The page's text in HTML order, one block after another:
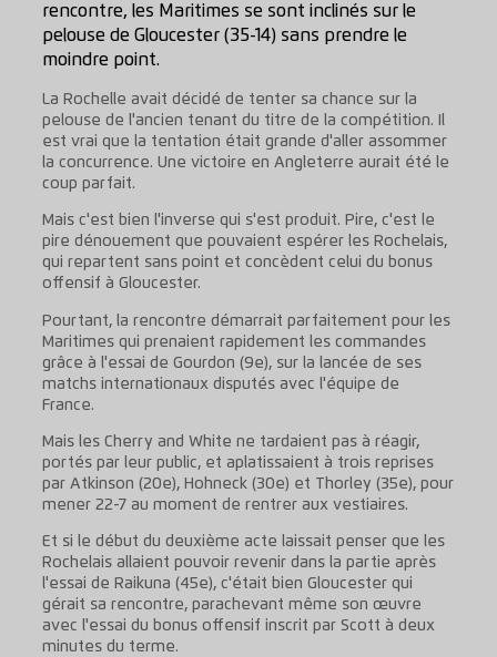
rencontre, les Maritimes se sont inclinés sur le
pelouse de Gloucester (35-14) sans prendre le
moindre point.
La Rochelle avait décidé de tenter sa chance sur la
pelouse de l'ancien tenant du titre de la compétition. Il
est vrai que la tentation était grande d'aller assommer
la concurrence. Une victoire en Angleterre aurait été le
coup parfait.
Mais c'est bien l'inverse qui s'est produit. Pire, c'est le
pire dénouement que pouvaient espérer les Rochelais,
qui repartent sans point et concèdent celui du bonus
offensif à Gloucester.
Pourtant, la rencontre démarrait parfaitement pour les
Maritimes qui prenaient rapidement les commandes
grâce à l'essai de Gourdon (9e), sur la lancée de ses
matchs internationaux disputés avec l'équipe de
France.
Mais les Cherry and White ne tardaient pas à réagir,
portés par leur public, et aplatissaient à trois reprises
par Atkinson (20e), Hohneck (30e) et Thorley (35e), pour
mener 22-7 au moment de rentrer aux vestiaires.
Et si le début du deuxième acte laissait penser que les
Rochelais allaient pouvoir revenir dans la partie après
l'essai de Raikuna (45e), c'était bien Gloucester qui
gérait sa rencontre, parachevant même son œuvre
avec l'essai du bonus offensif inscrit par Scott à deux
minutes du terme.